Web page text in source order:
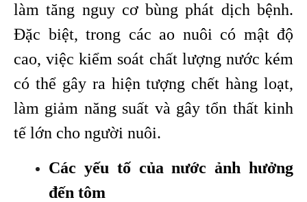
làm tăng nguy cơ bùng phát dịch bệnh.
Đặc biệt, trong các ao nuôi có mật độ
cao, việc kiểm soát chất lượng nước kém
có thể gây ra hiện tượng chết hàng loạt,
làm giảm năng suất và gây tổn thất kinh
tế lớn cho người nuôi.
Các yếu tố của nước ảnh hưởng
đến tôm